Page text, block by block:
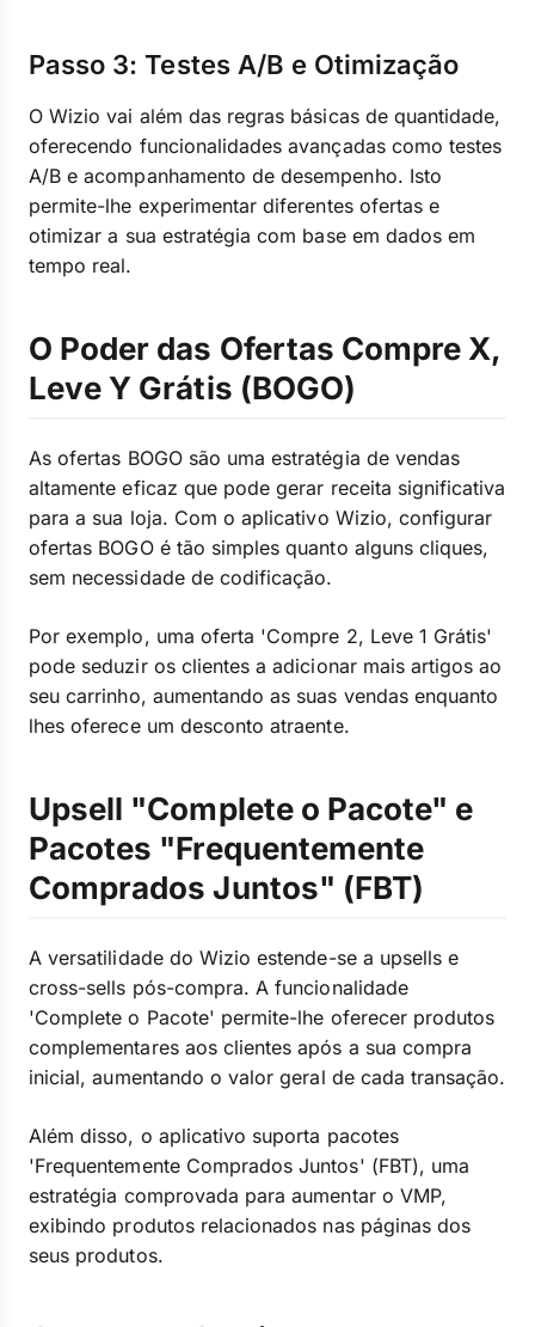
Passo 3: Testes A/B e Otimização
O Wizio vai além das regras básicas de quantidade,
oferecendo funcionalidades avançadas como testes
A/B e acompanhamento de desempenho. Isto
permite-lhe experimentar diferentes ofertas e
otimizar a sua estratégia com base em dados em
tempo real.
O Poder das Ofertas Compre X,
Leve Y Grátis (BOGO)
As ofertas BOGO são uma estratégia de vendas
altamente eficaz que pode gerar receita significativa
para a sua loja. Com o aplicativo Wizio, configurar
ofertas BOGO é tão simples quanto alguns cliques,
sem necessidade de codificação.
Por exemplo, uma oferta 'Compre 2, Leve 1 Grátis'
pode seduzir os clientes a adicionar mais artigos ao
seu carrinho, aumentando as suas vendas enquanto
lhes oferece um desconto atraente.
Upsell "Complete o Pacote" e
Pacotes "Frequentemente
Comprados Juntos" (FBT)
A versatilidade do Wizio estende-se a upsells e
cross-sells pós-compra. A funcionalidade
'Complete o Pacote' permite-lhe oferecer produtos
complementares aos clientes após a sua compra
inicial, aumentando o valor geral de cada transação.
Além disso, o aplicativo suporta pacotes
'Frequentemente Comprados Juntos' (FBT), uma
estratégia comprovada para aumentar o VMP,
exibindo produtos relacionados nas páginas dos
seus produtos.